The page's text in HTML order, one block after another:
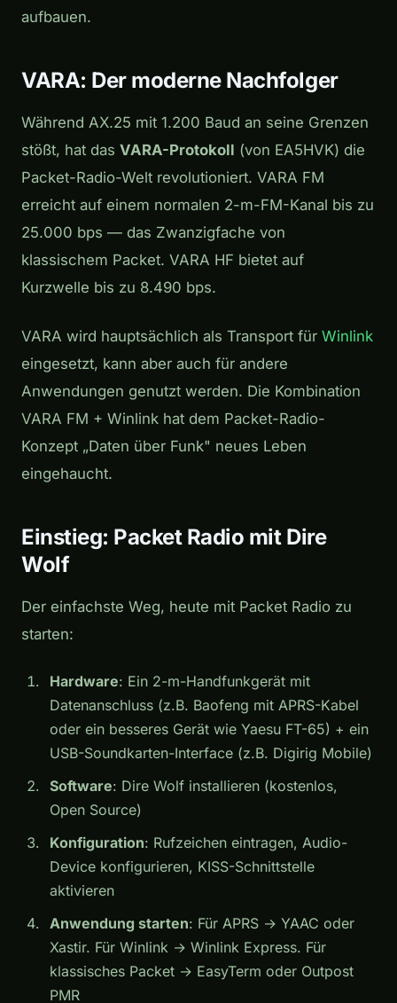
aufbauen.
VARA: Der moderne Nachfolger
Während AX.25 mit 1.200 Baud an seine Grenzen
stößt, hat das VARA-Protokoll (von EA5HVK) die
Packet-Radio-Welt revolutioniert. VARA FM
erreicht auf einem normalen 2-m-FM-Kanal bis zu
25.000 bps — das Zwanzigfache von
klassischem Packet. VARA HF bietet auf
Kurzwelle bis zu 8.490 bps.
VARA wird hauptsächlich als Transport für Winlink
eingesetzt, kann aber auch für andere
Anwendungen genutzt werden. Die Kombination
VARA FM + Winlink hat dem Packet-Radio-
Konzept „Daten über Funk" neues Leben
eingehaucht.
Einstieg: Packet Radio mit Dire
Wolf
Der einfachste Weg, heute mit Packet Radio zu
starten:
Hardware: Ein 2-m-Handfunkgerät mit
Datenanschluss (z.B. Baofeng mit APRS-Kabel
oder ein besseres Gerät wie Yaesu FT-65) + ein
USB-Soundkarten-Interface (z.B. Digirig Mobile)
Software: Dire Wolf installieren (kostenlos,
Open Source)
Konfiguration: Rufzeichen eintragen, Audio-
Device konfigurieren, KISS-Schnittstelle
aktivieren
Anwendung starten: Für APRS → YAAC oder
Xastir. Für Winlink → Winlink Express. Für
klassisches Packet → EasyTerm oder Outpost
PMR